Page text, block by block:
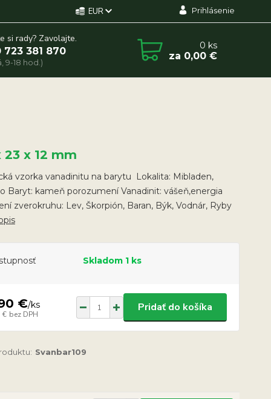
EUR Prihlásenie
si rady? Zavolajte.
723 381 870
9-18 hod.)
0 ks
za 0,00 €
23 x 12 mm
vzorka vanadinitu na barytu Lokalita: Mibladen,
Baryt: kameň porozumení Vanadinit: vášeň,energia
zverokruhu: Lev, Škorpión, Baran, Býk, Vodnár, Ryby
Skladom 1 ks
€/ks
€ bez DPH
Pridať do košíka
Svanbar109